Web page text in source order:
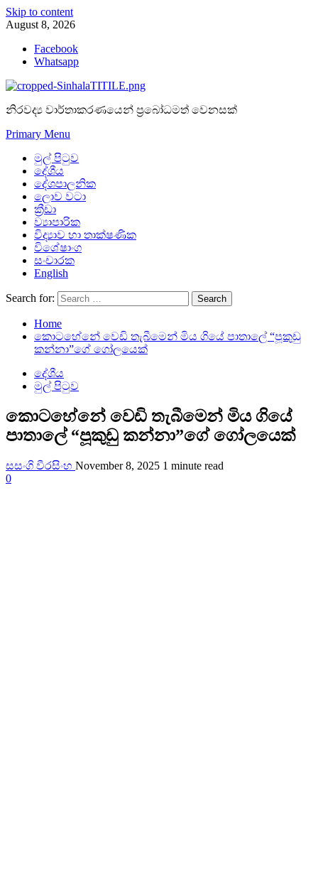
Skip to content
August 8, 2026
Facebook
Whatsapp
නිරවද්‍ය වාර්තාකරණයෙන් ප්‍රබෝධමත් වෙනසක්
Primary Menu
මුල් පිටුව
දේශීය
දේශපාලනික
ලොව වටා
ක්‍රීඩා
ව්‍යාපාරික
විද්‍යාව හා තාක්ෂණික
විශේෂාංග
සංචාරක
English
Search for:
Home
කොටහේනේ වෙඩි තැබීමෙන් මිය ගියේ පාතාලේ “පූකුඩු
කන්නා”ගේ ගෝලයෙක්
දේශීය
මුල් පිටුව
කොටහේනේ වෙඩි තැබීමෙන් මිය ගියේ
පාතාලේ “පූකුඩු කන්නා”ගේ ගෝලයෙක්
සසංගි වීරසිංහ November 8, 2025 1 minute read
0